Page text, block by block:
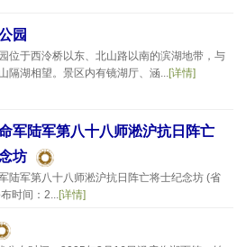
园
位于西泠桥以东、北山路以南的滨湖地带，与
隔湖相望。景区内有镜湖厅、涵...[详情]
军陆军第八十八师淞沪抗日阵亡
坊
陆军第八十八师淞沪抗日阵亡将士纪念坊 (省
时间：2...[详情]